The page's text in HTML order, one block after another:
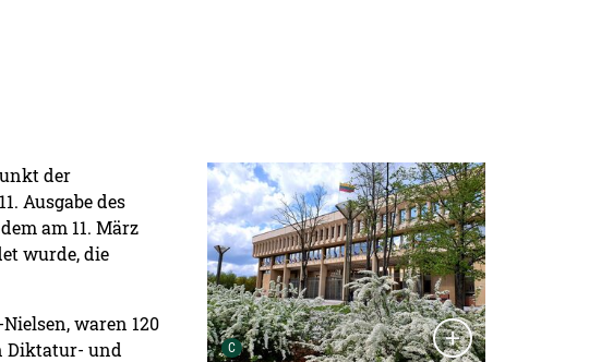
Detailansicht öffnen:
C Urheber der Grafik:
der
Ausgabe des
am 11. März
wurde, die
waren 120
Diktatur- und